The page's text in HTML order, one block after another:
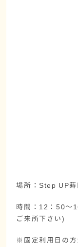
場所：Step UP蒔
時間：12：50～
ご来所下さい)
※固定利用日の方